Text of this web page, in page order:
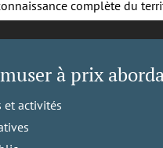
complète du
à prix
et activités